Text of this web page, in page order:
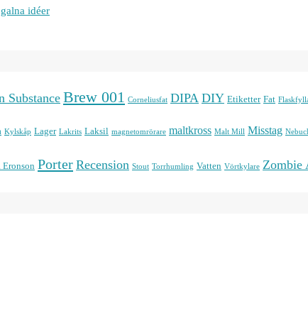
idéer
Substance Brew 001 Corneliusfat DIPA DIY Etiketter Fat
Kylskåp Lager Lakrits Laksil magnetomrörare maltkross Malt Mill Misstag
Eronson Porter Recension Stout Torrhumling Vatten Vörtkylare Zombie